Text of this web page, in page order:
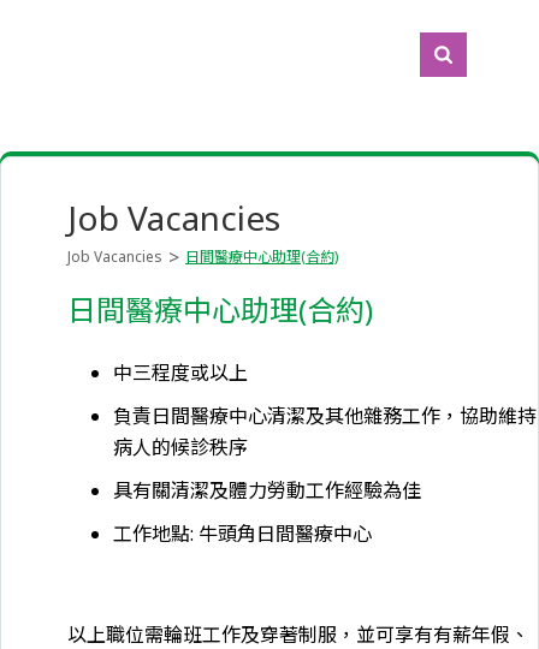
Job Vacancies
Job Vacancies 日間醫療中心助理(合約)
日間醫療中心助理(合約)
中三程度或以上
負責日間醫療中心清潔及其他雜務工作，協助維持
病人的候診秩序
具有關清潔及體力勞動工作經驗為佳
工作地點: 牛頭角日間醫療中心
以上職位需輪班工作及穿著制服，並可享有有薪年假、